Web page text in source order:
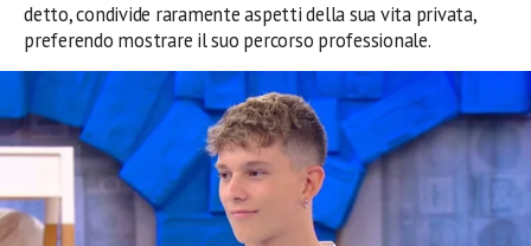
detto, condivide raramente aspetti della sua vita privata,
preferendo mostrare il suo percorso professionale.